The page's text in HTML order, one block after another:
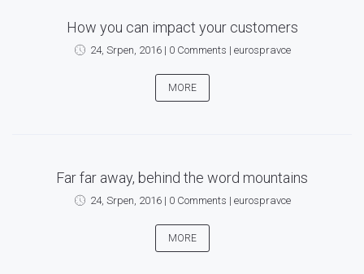
How you can impact your customers
24, Srpen, 2016| 0 Comments | eurospravce
MORE
Far far away, behind the word mountains
24, Srpen, 2016| 0 Comments | eurospravce
MORE